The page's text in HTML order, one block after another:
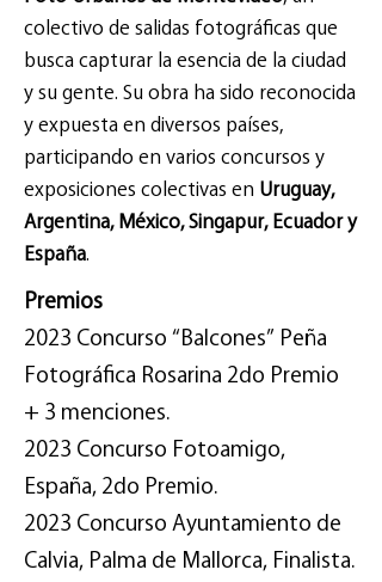
colectivo de salidas fotográficas que
busca capturar la esencia de la ciudad
y su gente. Su obra ha sido reconocida
y expuesta en diversos países,
participando en varios concursos y
exposiciones colectivas en Uruguay,
Argentina, México, Singapur, Ecuador y
España
Premios
2023 Concurso “Balcones” Peña
Fotográfica Rosarina 2do Premio
+ 3 menciones.
2023 Concurso Fotoamigo,
España, 2do Premio.
2023 Concurso Ayuntamiento de
Calvia, Palma de Mallorca, Finalista.